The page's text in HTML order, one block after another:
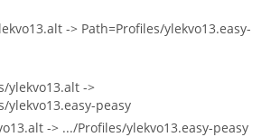
-> Path=Profiles/ylekvo13.easy-
ylekvo13.alt ->
ylekvo13.easy-peasy
-> .../Profiles/ylekvo13.easy-peasy